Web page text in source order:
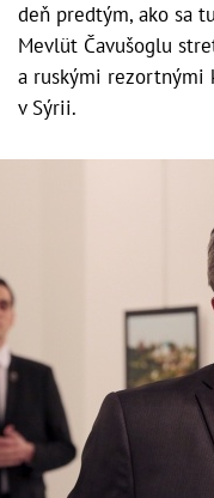
deň predtým, ako sa
Mevlüt Čavušoglu
a ruskými rezortnými
v Sýrii.